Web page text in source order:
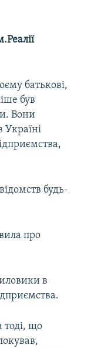
батькові,
був
Вони
Україні
будь-
про
в
тоді, що